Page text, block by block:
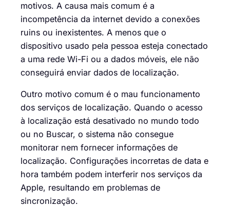
motivos. A causa mais comum é a
incompetência da internet devido a conexões
ruins ou inexistentes. A menos que o
dispositivo usado pela pessoa esteja conectado
a uma rede Wi-Fi ou a dados móveis, ele não
conseguirá enviar dados de localização.
Outro motivo comum é o mau funcionamento
dos serviços de localização. Quando o acesso
à localização está desativado no mundo todo
ou no Buscar, o sistema não consegue
monitorar nem fornecer informações de
localização. Configurações incorretas de data e
hora também podem interferir nos serviços da
Apple, resultando em problemas de
sincronização.